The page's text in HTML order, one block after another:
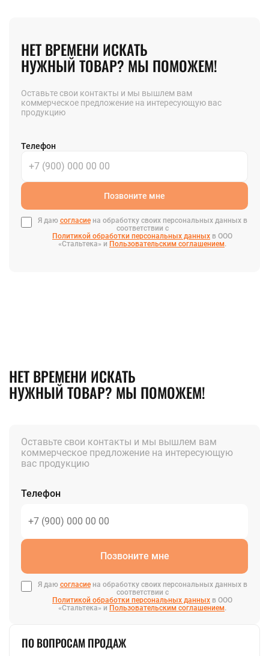
НЕТ ВРЕМЕНИ ИСКАТЬ
НУЖНЫЙ ТОВАР? МЫ ПОМОЖЕМ!
Оставьте свои контакты и мы вышлем вам
коммерческое предложение на интересующую вас
продукцию
Телефон
Позвоните мне
Я даю согласиена обработку своих персональных данных в
соответствии с
Политикой обработки персональных данных в ООО
«Стальтека» и Пользовательским соглашением.
НЕТ ВРЕМЕНИ ИСКАТЬ
НУЖНЫЙ ТОВАР? МЫ ПОМОЖЕМ!
Оставьте свои контакты и мы вышлем вам
коммерческое предложение на интересующую
вас продукцию
Телефон
Позвоните мне
Я даю согласиена обработку своих персональных данных в
соответствии с
Политикой обработки персональных данных в ООО
«Стальтека» и Пользовательским соглашением.
ПО ВОПРОСАМ ПРОДАЖ